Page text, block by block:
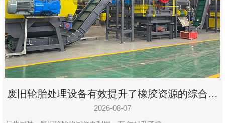
态
联
系
郑
州
市
九
设
废旧轮胎处理设备有效提升了橡胶资源的综合利
用率
2026-08-07